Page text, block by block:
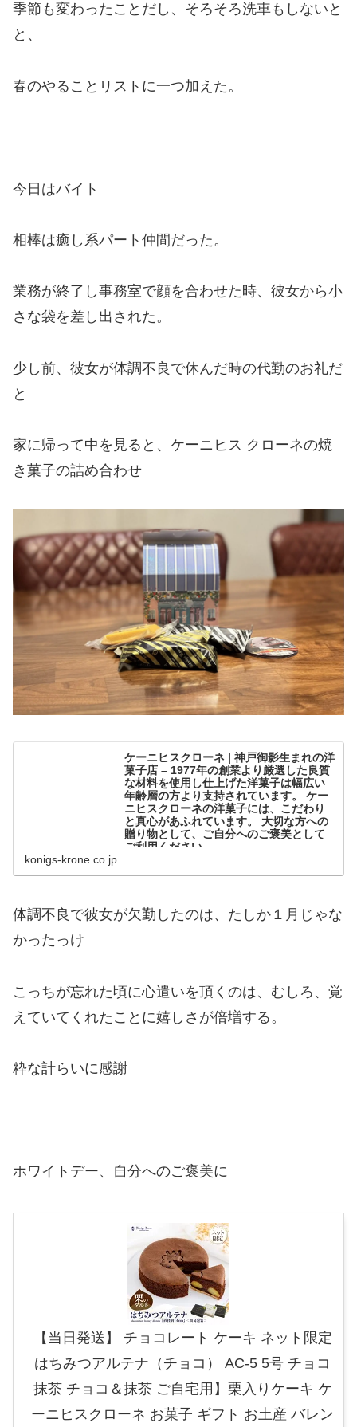
季節も変わったことだし、そろそろ洗車もしないと
と、
春のやることリストに一つ加えた。
今日はバイト
相棒は癒し系パート仲間だった。
業務が終了し事務室で顔を合わせた時、彼女から小
さな袋を差し出された。
少し前、彼女が体調不良で休んだ時の代勤のお礼だ
と
家に帰って中を見ると、ケーニヒス クローネの焼
き菓子の詰め合わせ
ケーニヒスクローネ | 神戸御影生まれの洋
菓子店 – 1977年の創業より厳選した良質
な材料を使用し仕上げた洋菓子は幅広い
年齢層の方より支持されています。 ケー
ニヒスクローネの洋菓子には、こだわり
と真心があふれています。 大切な方への
贈り物として、ご自分へのご褒美として
ご利用ください。
konigs-krone.co.jp
体調不良で彼女が欠勤したのは、たしか１月じゃな
かったっけ
こっちが忘れた頃に心遣いを頂くのは、むしろ、覚
えていてくれたことに嬉しさが倍増する。
粋な計らいに感謝
ホワイトデー、自分へのご褒美に
【当日発送】 チョコレート ケーキ ネット限定
はちみつアルテナ（チョコ） AC-5 5号 チョコ
抹茶 チョコ＆抹茶 ご自宅用】栗入りケーキ ケ
ーニヒスクローネ お菓子 ギフト お土産 バレン